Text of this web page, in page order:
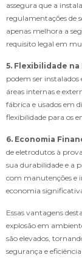
assegura que a
regulamentações de
apenas melhora a
requisito legal em
5. Flexibilidade
podem ser
áreas internas e
fábrica e usados em
flexibilidade para os
6. Economia
de eletrodutos à
sua durabilidade e a
com manutenções e
economia
Essas vantagens
explosão em
são elevados,
segurança e